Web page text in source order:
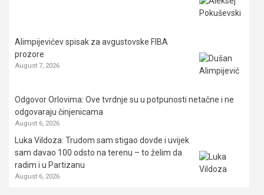
Alimpijevićev spisak za avgustovske FIBA
prozore
August 7, 2026
Odgovor Orlovima: ​Ove tvrdnje su u potpunosti netačne i ne
odgovaraju činjenicama
August 6, 2026
Luka Vildoza: Trudom sam stigao dovde i uvijek
sam davao 100 odsto na terenu – to želim da
radim i u Partizanu
August 6, 2026